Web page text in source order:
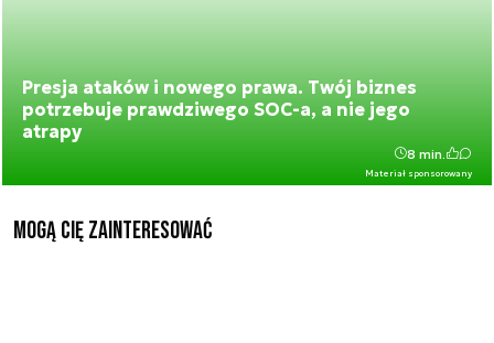
Presja ataków i nowego prawa. Twój biznes
potrzebuje prawdziwego SOC-a, a nie jego
atrapy
Materiał sponsorowany
8 min.
Mogą Cię zainteresować